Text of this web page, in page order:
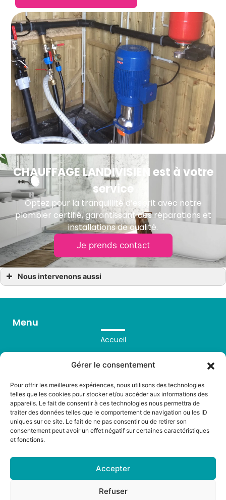
Gérer le consentement
Pour offrir les meilleures expériences, nous utilisons des technologies
telles que les cookies pour stocker et/ou accéder aux informations des
appareils. Le fait de consentir à ces technologies nous permettra de
traiter des données telles que le comportement de navigation ou les ID
uniques sur ce site. Le fait de ne pas consentir ou de retirer son
consentement peut avoir un effet négatif sur certaines caractéristiques
et fonctions.
Accepter
Refuser
CHAUFFAGE LANDIVISIEN est à votre
service
Optez pour la tranquillité d’esprit avec notre
plombier certifié, garantissant des réparations et
installations de qualité.
Je prends contact
Nous intervenons aussi
Plombier à Cléder
Plombier à Landivisiau
Plombier à Morlaix
Plombier à Lanhouarneau
Menu
Accueil
FAQ
Avis
Contact